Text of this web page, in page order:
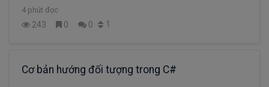
4 phút đọc
243 0 0 1
Cơ bản hướng đối tượng trong C#